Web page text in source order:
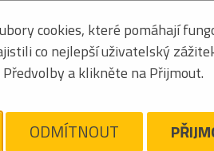
výpis
OF MADNESS
cookies, které pomáhají
co nejlepší uživatelský
a klikněte na Přijmout.
ODMÍTNOUT